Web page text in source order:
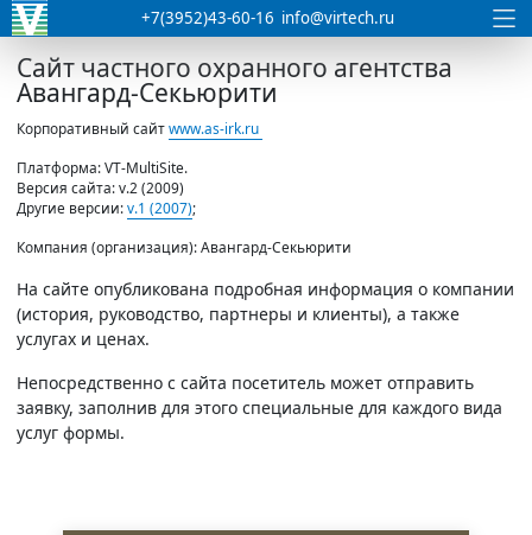
+7(3952)43-60-16 info@virtech.ru
Сайт частного охранного агентства
Авангард-Секьюрити
Корпоративный сайтwww.as-irk.ru
Платформа: VT-MultiSite.
Версия сайта: v.2 (2009)
Другие версии:v.1 (2007);
Компания (организация): Авангард-Секьюрити
На сайте опубликована подробная информация о компании
(история, руководство, партнеры и клиенты), а также
услугах и ценах.
Непосредственно с сайта посетитель может отправить
заявку, заполнив для этого специальные для каждого вида
услуг формы.